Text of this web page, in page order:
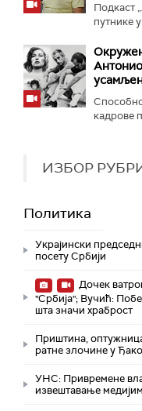
Подкаст
путнике
кадрове
ИЗБОР
Политика
Украјински
посету Србији
Дочек
"Србија"; Вучић:
шта значи храброст
Приштина,
ратне злочине у
УНС: Привремене
извештавање